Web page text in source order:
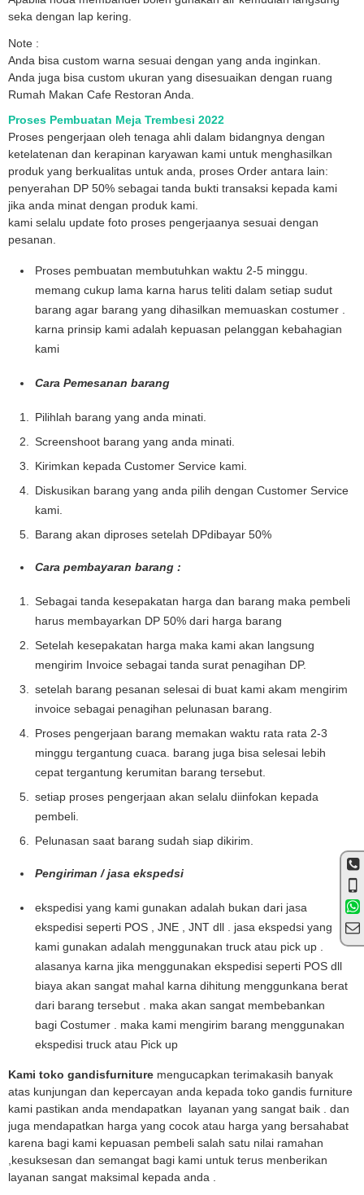
seka dengan lap kering.
Note :
Anda bisa custom warna sesuai dengan yang anda inginkan.
Anda juga bisa custom ukuran yang disesuaikan dengan ruang
Rumah Makan Cafe Restoran Anda.
Proses Pembuatan Meja Trembesi 2022
Proses pengerjaan oleh tenaga ahli dalam bidangnya dengan
ketelatenan dan kerapinan karyawan kami untuk menghasilkan
produk yang berkualitas untuk anda, proses Order antara lain:
penyerahan DP 50% sebagai tanda bukti transaksi kepada kami
jika anda minat dengan produk kami.
kami selalu update foto proses pengerjaanya sesuai dengan
pesanan.
Proses pembuatan membutuhkan waktu 2-5 minggu.
memang cukup lama karna harus teliti dalam setiap sudut
barang agar barang yang dihasilkan memuaskan costumer .
karna prinsip kami adalah kepuasan pelanggan kebahagian
kami
Cara Pemesanan barang
Pilihlah barang yang anda minati.
Screenshoot barang yang anda minati.
Kirimkan kepada Customer Service kami.
Diskusikan barang yang anda pilih dengan Customer Service
kami.
Barang akan diproses setelah DPdibayar 50%
Cara pembayaran barang :
Sebagai tanda kesepakatan harga dan barang maka pembeli
harus membayarkan DP 50% dari harga barang
Setelah kesepakatan harga maka kami akan langsung
mengirim Invoice sebagai tanda surat penagihan DP.
setelah barang pesanan selesai di buat kami akam mengirim
invoice sebagai penagihan pelunasan barang.
Proses pengerjaan barang memakan waktu rata rata 2-3
minggu tergantung cuaca. barang juga bisa selesai lebih
cepat tergantung kerumitan barang tersebut.
setiap proses pengerjaan akan selalu diinfokan kepada
pembeli.
Pelunasan saat barang sudah siap dikirim.
Pengiriman / jasa ekspedsi
ekspedisi yang kami gunakan adalah bukan dari jasa
ekspedisi seperti POS , JNE , JNT dll . jasa ekspedsi yang
kami gunakan adalah menggunakan truck atau pick up .
alasanya karna jika menggunakan ekspedisi seperti POS dll
biaya akan sangat mahal karna dihitung menggunkana berat
dari barang tersebut . maka akan sangat membebankan
bagi Costumer . maka kami mengirim barang menggunakan
ekspedisi truck atau Pick up
Kami toko gandisfurniture mengucapkan terimakasih banyak
atas kunjungan dan kepercayan anda kepada toko gandis furniture
kami pastikan anda mendapatkan layanan yang sangat baik . dan
juga mendapatkan harga yang cocok atau harga yang bersahabat
karena bagi kami kepuasan pembeli salah satu nilai ramahan
,kesuksesan dan semangat bagi kami untuk terus menberikan
layanan sangat maksimal kepada anda .